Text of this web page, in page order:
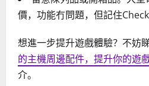
價，功能冇問題，但記住
想進一步提升遊戲體驗？不妨
的主機周邊配件，提升你的遊
介。